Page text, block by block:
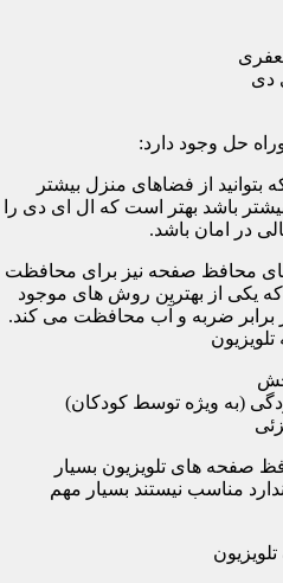
دی
حل وجود دارد:
از فضاهای منزل بیشتر
باشد بهتر است که ال ای دی را
در امان باشد.
محافظ صفحه نیز برای محافظت
یکی از بهترین روش های موجود
برابر ضربه و آب محافظت می کند.
(به ویژه توسط کودکان)
صفحه های تلویزیون بسیار
مناسب نیستند بسیار مهم